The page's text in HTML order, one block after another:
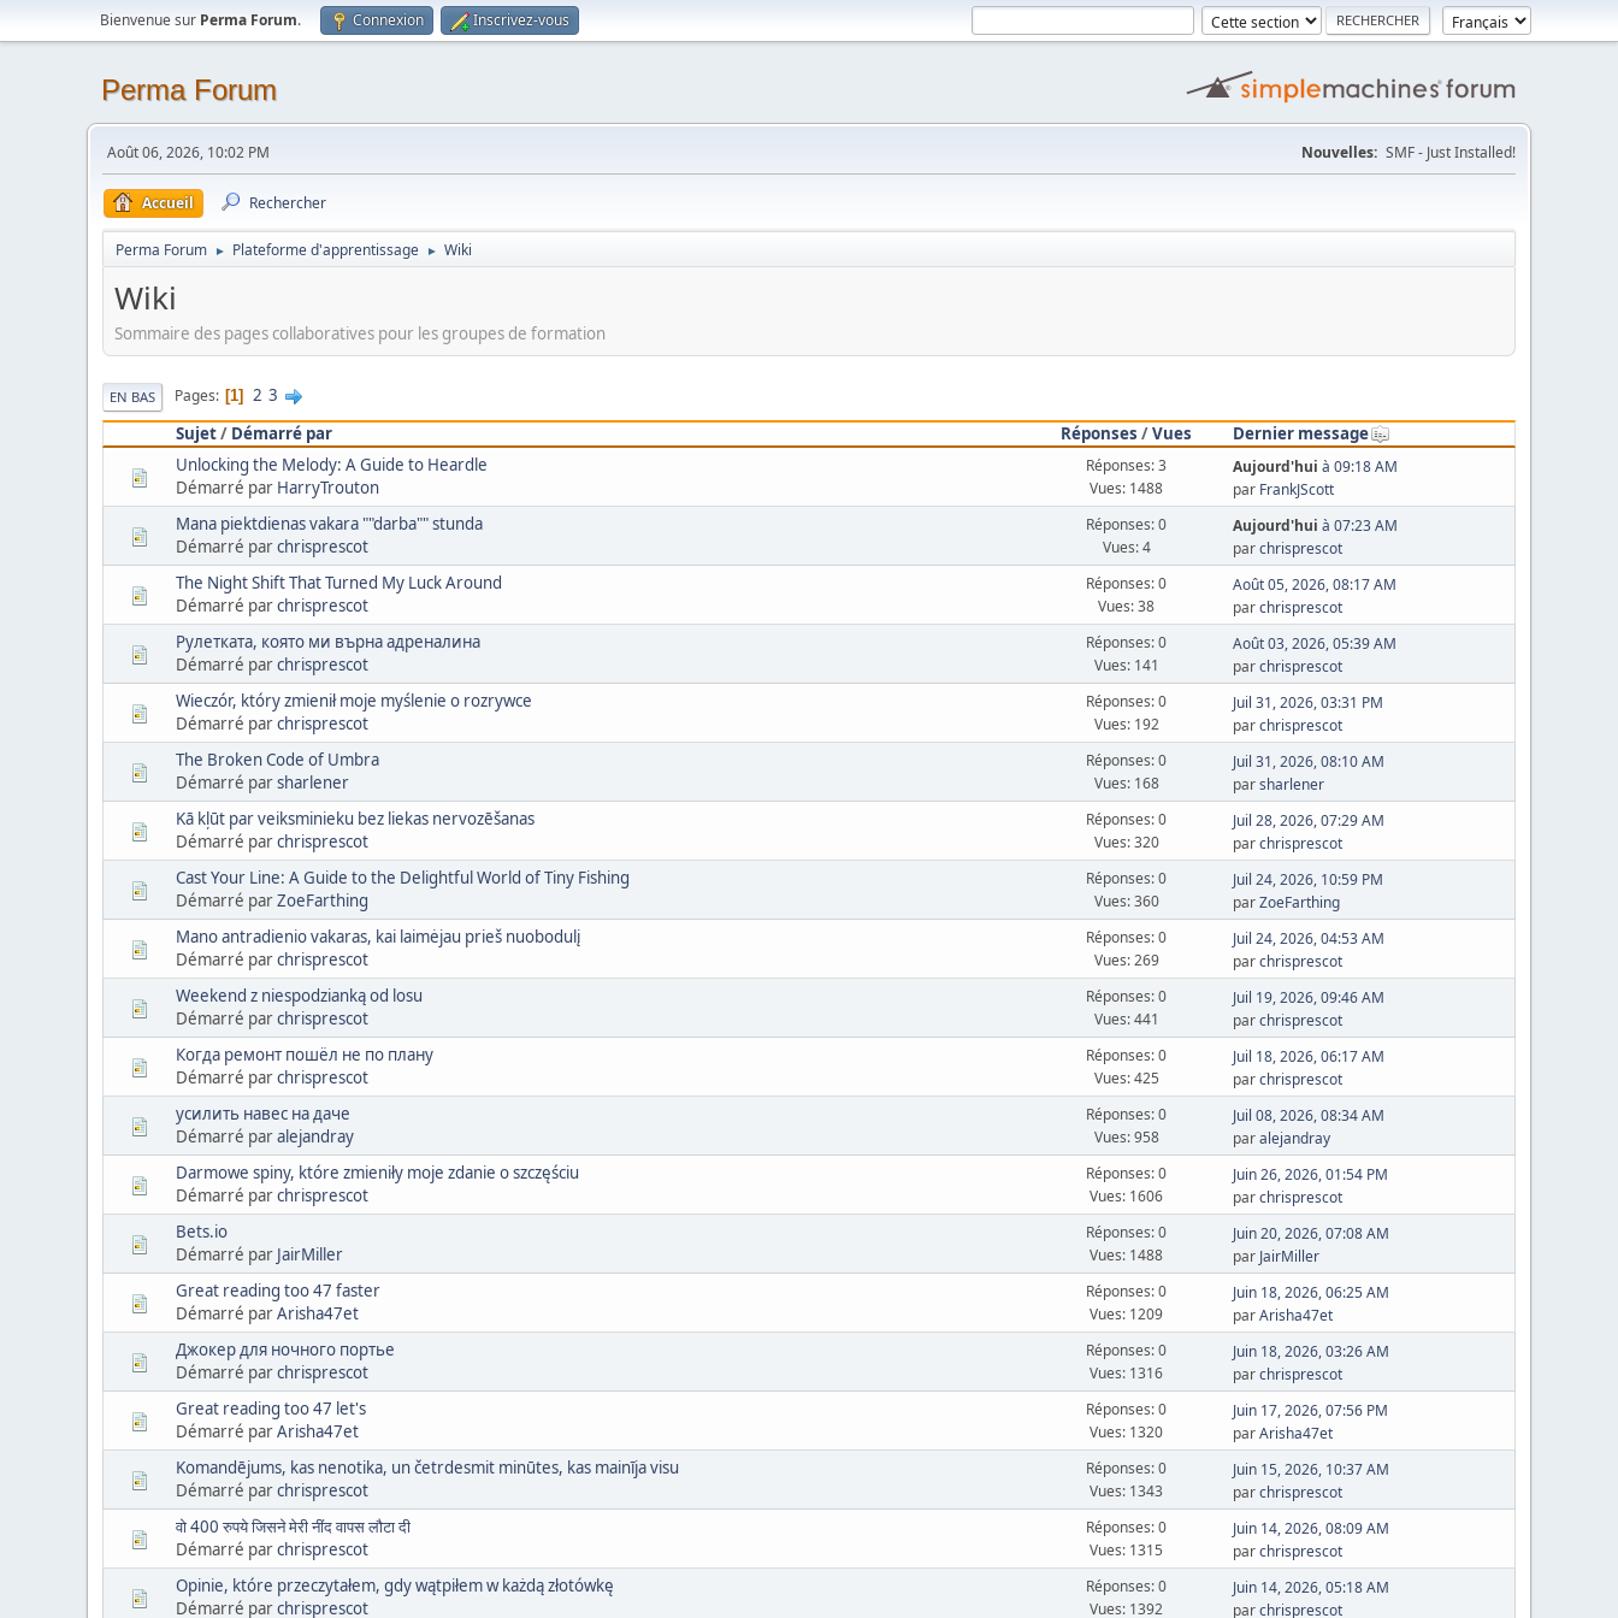
Bienvenue sur Perma Forum. Connexion Inscrivez-vous
Perma Forum
Août 06, 2026, 10:02 PM Nouvelles: SMF - Just Installed!
Accueil Rechercher
Perma Forum ► Plateforme d'apprentissage ► Wiki
Wiki
Sommaire des pages collaboratives pour les groupes de formation
EN BAS Pages 1 2 3
Sujet/ Démarré par Réponses /Vues
Dernier message
Unlocking the Melody: A Guide to Heardle
Démarré par HarryTrouton
Réponses: 3
Vues: 1488
Aujourd'hui à 09:18 AM
par FrankJScott
Mana piektdienas vakara ""darba"" stunda
Démarré parchrisprescot
Réponses: 0
Vues: 4
Aujourd'hui à 07:23 AM
parchrisprescot
The Night Shift That Turned My Luck Around
Démarré parchrisprescot
Réponses: 0
Vues: 38
Août 05, 2026, 08:17 AM
parchrisprescot
Рулетката, която ми върна адреналина
Démarré parchrisprescot
Réponses: 0
Vues: 141
Août 03, 2026, 05:39 AM
parchrisprescot
Wieczór, który zmienił moje myślenie o rozrywce
Démarré parchrisprescot
Réponses: 0
Vues: 192
Juil 31, 2026, 03:31 PM
parchrisprescot
The Broken Code of Umbra
Démarré parsharlener
Réponses: 0
Vues: 168
Juil 31, 2026, 08:10 AM
parsharlener
Kā kļūt par veiksminieku bez liekas nervozēšanas
Démarré parchrisprescot
Réponses: 0
Vues: 320
Juil 28, 2026, 07:29 AM
parchrisprescot
Cast Your Line: A Guide to the Delightful World of Tiny Fishing
Démarré parZoeFarthing
Réponses: 0
Vues: 360
Juil 24, 2026, 10:59 PM
parZoeFarthing
Mano antradienio vakaras, kai laimėjau prieš nuobodulį
Démarré parchrisprescot
Réponses: 0
Vues: 269
Juil 24, 2026, 04:53 AM
parchrisprescot
Weekend z niespodzianką od losu
Démarré parchrisprescot
Réponses: 0
Vues: 441
Juil 19, 2026, 09:46 AM
parchrisprescot
Когда ремонт пошёл не по плану
Démarré parchrisprescot
Réponses: 0
Vues: 425
Juil 18, 2026, 06:17 AM
parchrisprescot
усилить навес на даче
Démarré paralejandray
Réponses: 0
Vues: 958
Juil 08, 2026, 08:34 AM
paralejandray
Darmowe spiny, które zmieniły moje zdanie o szczęściu
Démarré parchrisprescot
Réponses: 0
Vues: 1606
Juin 26, 2026, 01:54 PM
parchrisprescot
Bets.io
Démarré par JairMiller
Réponses: 0
Vues: 1488
Juin 20, 2026, 07:08 AM
par JairMiller
Great reading too 47 faster
Démarré parArisha47et
Réponses: 0
Vues: 1209
Juin 18, 2026, 06:25 AM
parArisha47et
Джокер для ночного портье
Démarré parchrisprescot
Réponses: 0
Vues: 1316
Juin 18, 2026, 03:26 AM
parchrisprescot
Great reading too 47 let's
Démarré parArisha47et
Réponses: 0
Vues: 1320
Juin 17, 2026, 07:56 PM
parArisha47et
Komandējums, kas nenotika, un četrdesmit minūtes, kas mainīja visu
Démarré parchrisprescot
Réponses: 0
Vues: 1343
Juin 15, 2026, 10:37 AM
parchrisprescot
वो 400 रुपये जिसने मेरी नींद वापस लौटा दी
Démarré parchrisprescot
Réponses: 0
Vues: 1315
Juin 14, 2026, 08:09 AM
parchrisprescot
Opinie, które przeczytałem, gdy wątpiłem w każdą złotówkę
Démarré parchrisprescot
Réponses: 0
Vues: 1392
Juin 14, 2026, 05:18 AM
parchrisprescot